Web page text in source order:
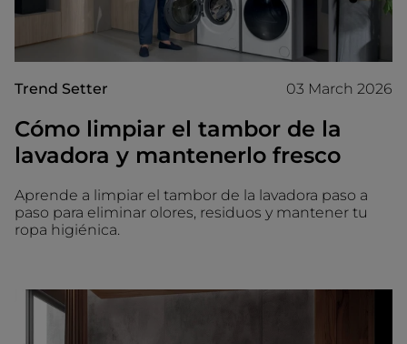
Trend Setter 03 March 2026
Cómo limpiar el tambor de la
lavadora y mantenerlo fresco
Aprende a limpiar el tambor de la lavadora paso a
paso para eliminar olores, residuos y mantener tu
ropa higiénica.